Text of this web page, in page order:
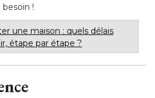
!
une maison : quels délais
étape par étape ?